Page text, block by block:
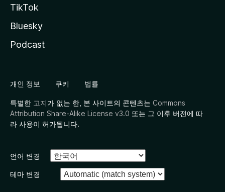
TikTok
Bluesky
Podcast
개인 정보 쿠키 법률
특별한 고지가 없는 한, 본 사이트의 콘텐츠는 Commons
Attribution Share-Alike License v3.0 또는 그 이후 버전에 따
라 사용이 허가됩니다.
언어 변경
테마 변경